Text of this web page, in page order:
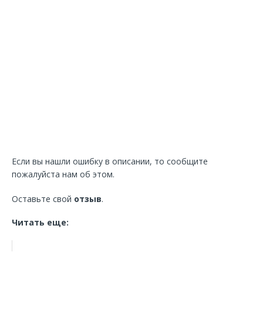
Если вы нашли ошибку в описании, то сообщите
пожалуйста нам об этом.
Оставьте свой отзыв.
Читать еще: